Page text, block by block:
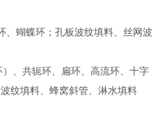
、蝴蝶环；孔板波纹填料、丝网波
、共轭环、扁环、高流环、十字
纹填料、蜂窝斜管、淋水填料